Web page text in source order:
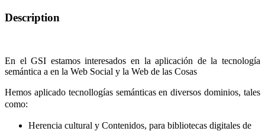
Description
En el GSI estamos interesados en la aplicación de la tecnología
semántica a en la Web Social y la Web de las Cosas
Hemos aplicado tecnollogías semánticas en diversos dominios, tales
como:
Herencia cultural y Contenidos, para bibliotecas digitales de